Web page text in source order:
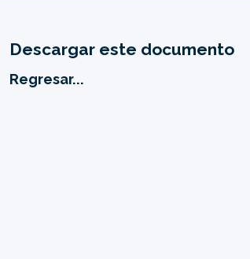
Descargar este documento
Regresar...